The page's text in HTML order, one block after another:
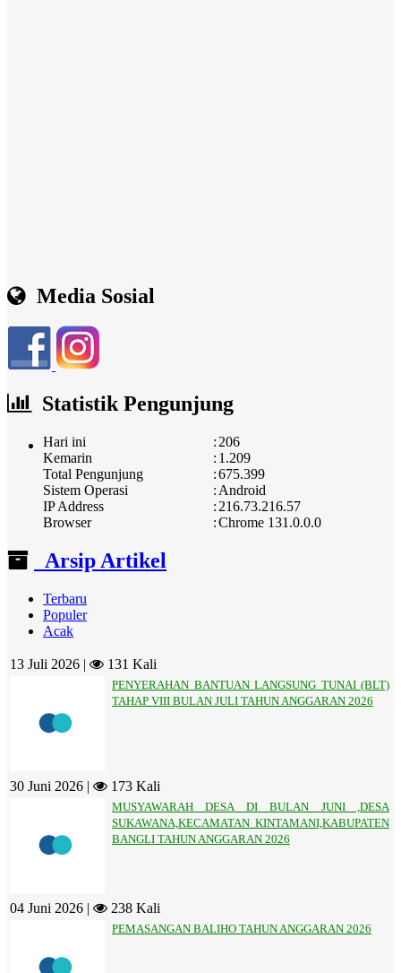
Media Sosial
Statistik Pengunjung
Hari ini : 206
Kemarin
: 1.209
Total Pengunjung
:675.399
Sistem Operasi
: Android
IP Address
: 216.73.216.57
Browser
:Chrome 131.0.0.0
Arsip Artikel
Terbaru
Populer
Acak
13 Juli 2026 | 131 Kali
PENYERAHAN BANTUAN LANGSUNG TUNAI (BLT)
TAHAP VIII BULAN JULI TAHUN ANGGARAN 2026
30 Juni 2026 | 173 Kali
MUSYAWARAH DESA DI BULAN JUNI ,DESA
SUKAWANA,KECAMATAN KINTAMANI,KABUPATEN
BANGLI TAHUN ANGGARAN 2026
04 Juni 2026 | 238 Kali
PEMASANGAN BALIHO TAHUN ANGGARAN 2026